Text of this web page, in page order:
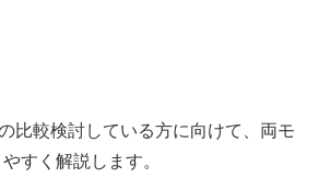
比較検討している方に向けて、両モ
すく解説します。